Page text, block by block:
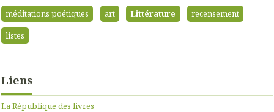
méditations poétiques
art Littérature
recensement
listes
Liens
La République des livres